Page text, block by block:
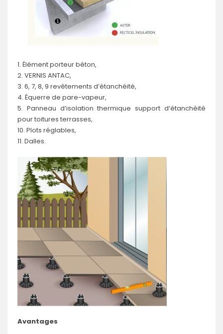
1. Élément porteur béton,
2. VERNIS ANTAC,
3. 6, 7, 8, 9 revêtements d’étanchéité,
​4. Équerre de pare-vapeur,
​5. Panneau d’isolation thermique support d’étanchéité
pour toitures terrasses,
​10. Plots réglables,
​11. Dalles.
Avantages